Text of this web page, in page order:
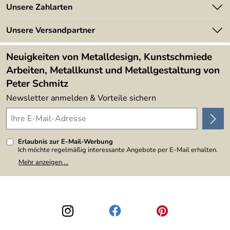
Kundeninformationen
Newsletter
Lieferbedingungen
Angebote
Kundenbewertungen (394)
4,9/5
Unsere Zahlarten
Unsere Versandpartner
Neuigkeiten von Metalldesign, Kunstschmiede
Arbeiten, Metallkunst und Metallgestaltung von
Peter Schmitz
Newsletter anmelden & Vorteile sichern
Erlaubnis zur E-Mail-Werbung
Ich möchte regelmäßig interessante Angebote per E-Mail erhalten.
Meine E-Mail-Adresse wird nicht an andere Unternehmen
weitergegeben. Zu statistischen Zwecken wird in anonymer Form
den Link "Abmelden" am Ende des Newsletters anklicke. Die
Datenschutzerklärung
habe ich zur Kenntnis genommen.
Mehr anzeigen ...